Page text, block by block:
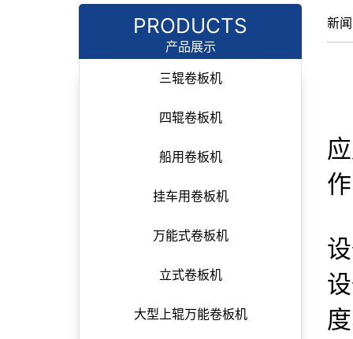
PRODUCTS
产品展示
三辊卷板机
四辊卷板机
船用卷板机
挂车用卷板机
万能式卷板机
立式卷板机
大型上辊万能卷板机
新